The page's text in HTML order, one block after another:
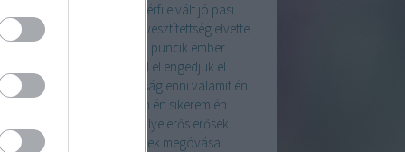
elvált férfi elvált jó pasi
nő
elvárások elvesztítettség elvette
élvezzük a telet emanci puncik ember
engedd el engedjük el
énlép ennivaló ennivalóság enni valamit én
én naplóm én sikerem én
ereklye erős erősek
a hitem
értékek megóvása